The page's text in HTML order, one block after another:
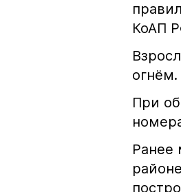
КоАП
огнём.
При
Ранее